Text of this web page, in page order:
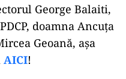
George Balaiti,
doamna Ancuța
Geoană, așa
AICI!